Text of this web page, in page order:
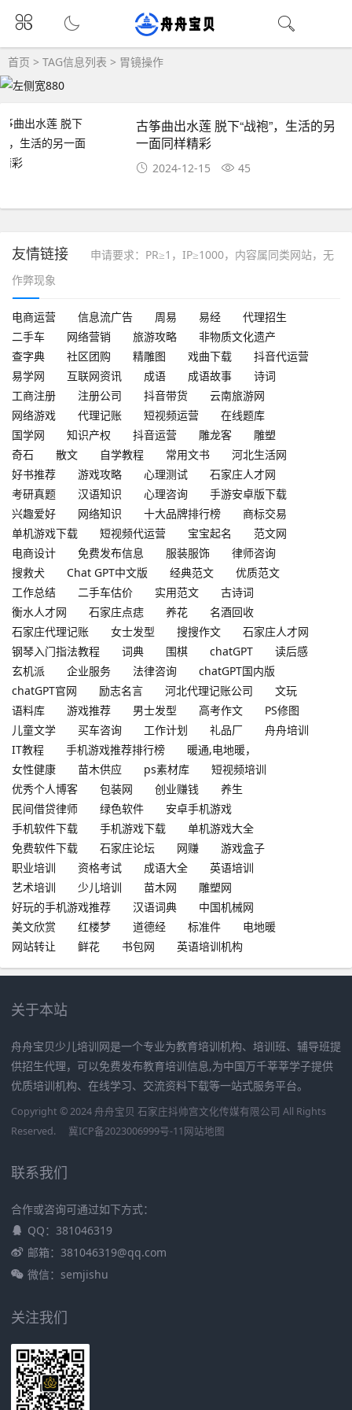
首页 > TAG信息列表 > 胃镜操作
古筝曲出水莲 脱下“战袍”，生活的另
一面同样精彩
2024-12-15 45
友情链接
申请要求：PR≥1，IP≥1000，内容属同类网站，无
作弊现象
电商运营 信息流广告 周易 易经
代理招生
二手车
网络营销 旅游攻略
非物质文化遗产
查字典
社区团购 精雕图 戏曲下载
抖音代运营
易学网
互联网资讯 成语 成语故事
诗词
工商注册
注册公司 抖音带货
云南旅游网
网络游戏
代理记账 短视频运营
在线题库
国学网
知识产权 抖音运营 雕龙客
雕塑
奇石
散文 自学教程 常用文书
河北生活网
好书推荐
游戏攻略 心理测试
石家庄人才网
考研真题
汉语知识 心理咨询
手游安卓版下载
兴趣爱好
网络知识 十大品牌排行榜
商标交易
单机游戏下载
短视频代运营 宝宝起名
范文网
电商设计
免费发布信息 服装服饰
律师咨询
搜救犬
Chat GPT中文版 经典范文
优质范文
工作总结
二手车估价 实用范文
古诗词
衡水人才网
石家庄点痣 养花
名酒回收
石家庄代理记账
女士发型 搜搜作文
石家庄人才网
钢琴入门指法教程
词典 围棋 chatGPT
读后感
玄机派
企业服务 法律咨询
chatGPT国内版
chatGPT官网
励志名言 河北代理记账公司
文玩
语料库
游戏推荐 男士发型 高考作文
PS修图
儿童文学
买车咨询 工作计划 礼品厂
舟舟培训
IT教程
手机游戏推荐排行榜
暖通,电地暖，
女性健康
苗木供应 ps素材库
短视频培训
优秀个人博客
包装网 创业赚钱
养生
民间借贷律师
绿色软件
安卓手机游戏
手机软件下载
手机游戏下载
单机游戏大全
免费软件下载
石家庄论坛 网赚
游戏盒子
职业培训
资格考试 成语大全
英语培训
艺术培训
少儿培训 苗木网
雕塑网
好玩的手机游戏推荐
汉语词典
中国机械网
美文欣赏
红楼梦 道德经 标准件
电地暖
网站转让
鲜花 书包网 英语培训机构
关于本站
舟舟宝贝少儿培训网是一个专业为教育培训机构、培训班、辅导班提
供招生代理，可以免费发布教育培训信息,为中国万千莘莘学子提供
优质培训机构、在线学习、交流资料下载等一站式服务平台。
Copyright © 2024 舟舟宝贝 石家庄抖帅宫文化传媒有限公司 All Rights
Reserved.
冀ICP备2023006999号-11网站地图
联系我们
合作或咨询可通过如下方式：
QQ：381046319
邮箱：381046319@qq.com
微信：semjishu
关注我们